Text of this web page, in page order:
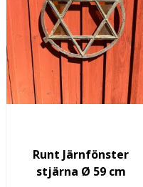
Ja, ni får publicera
Runt Järnfönster
stjärna Ø 59 cm